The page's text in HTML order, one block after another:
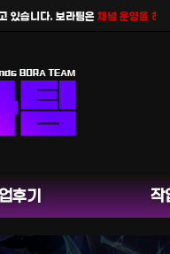
니다. 보라팀은채널 운영을 하지 않으
후기 작